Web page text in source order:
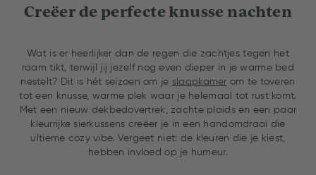
Creëer de perfecte knusse nachten
Wat is er heerlijker dan de regen die zachtjes tegen het
raam tikt, terwijl jij jezelf nog even dieper in je warme bed
nestelt? Dit is hét seizoen om je slaapkamer om te toveren
tot een knusse, warme plek waar je helemaal tot rust komt.
Met een nieuw dekbedovertrek, zachte plaids en een paar
kleurrijke sierkussens creëer je in een handomdraai die
ultieme cozy vibe. Vergeet niet: de kleuren die je kiest,
hebben invloed op je humeur.